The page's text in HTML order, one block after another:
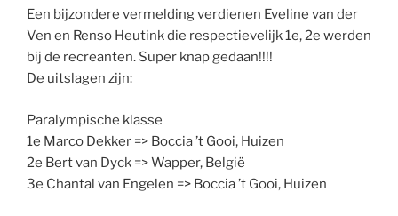
Een bijzondere vermelding verdienen Eveline van der
Ven en Renso Heutink die respectievelijk 1e, 2e werden
bij de recreanten. Super knap gedaan!!!!
De uitslagen zijn:
Paralympische klasse
1e Marco Dekker => Boccia ’t Gooi, Huizen
2e Bert van Dyck => Wapper, België
3e Chantal van Engelen => Boccia ’t Gooi, Huizen